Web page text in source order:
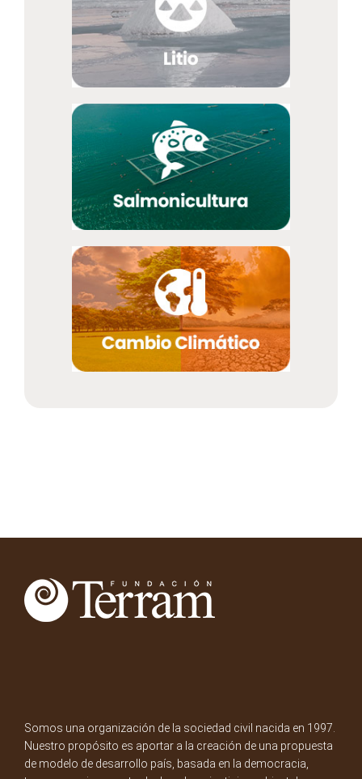
Somos una organización de la sociedad civil nacida en 1997.
Nuestro propósito es aportar a la creación de una propuesta
de modelo de desarrollo país, basada en la democracia,